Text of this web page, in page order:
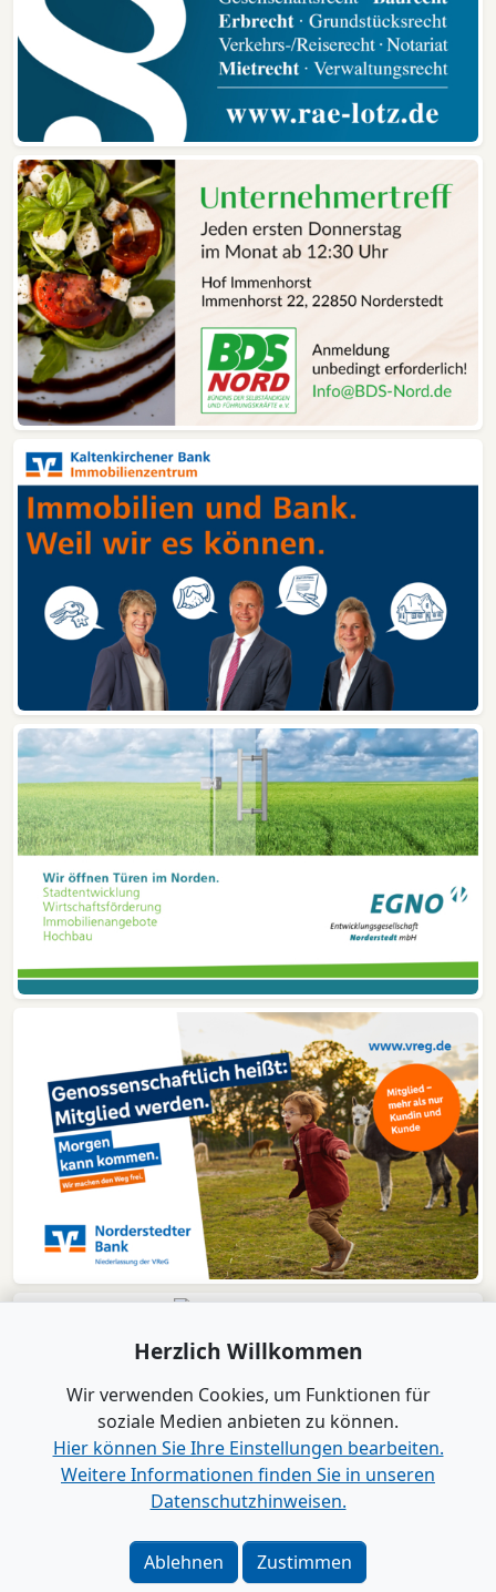
Impressum |Datenschutz|Barrierefreiheit
Google als bevorzugte Quelle merken
Herzlich Willkommen
Wir verwenden Cookies, um Funktionen für
soziale Medien anbieten zu können.
Hier können Sie Ihre Einstellungen bearbeiten.
Weitere Informationen finden Sie in unseren
Datenschutzhinweisen.
Ablehnen Zustimmen